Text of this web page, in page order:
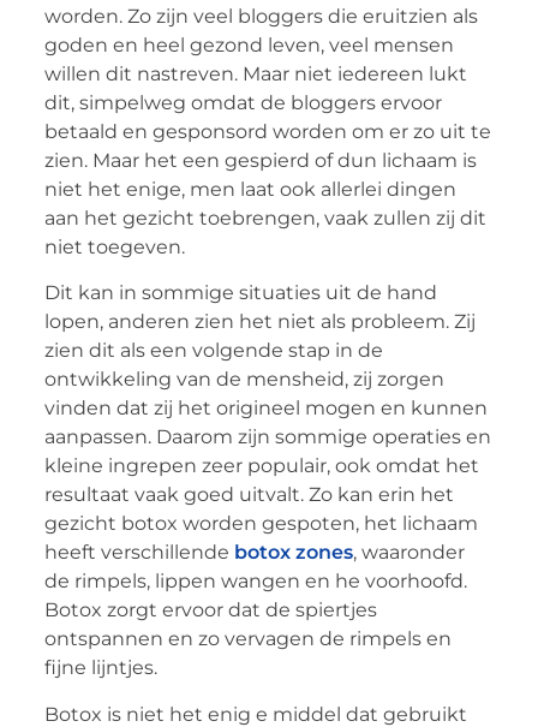
worden. Zo zijn veel bloggers die eruitzien als
goden en heel gezond leven, veel mensen
willen dit nastreven. Maar niet iedereen lukt
dit, simpelweg omdat de bloggers ervoor
betaald en gesponsord worden om er zo uit te
zien. Maar het een gespierd of dun lichaam is
niet het enige, men laat ook allerlei dingen
aan het gezicht toebrengen, vaak zullen zij dit
niet toegeven.
Dit kan in sommige situaties uit de hand
lopen, anderen zien het niet als probleem. Zij
zien dit als een volgende stap in de
ontwikkeling van de mensheid, zij zorgen
vinden dat zij het origineel mogen en kunnen
aanpassen. Daarom zijn sommige operaties en
kleine ingrepen zeer populair, ook omdat het
resultaat vaak goed uitvalt. Zo kan erin het
gezicht botox worden gespoten, het lichaam
heeft verschillende botox zones, waaronder
de rimpels, lippen wangen en he voorhoofd.
Botox zorgt ervoor dat de spiertjes
ontspannen en zo vervagen de rimpels en
fijne lijntjes.
Botox is niet het enig e middel dat gebruikt